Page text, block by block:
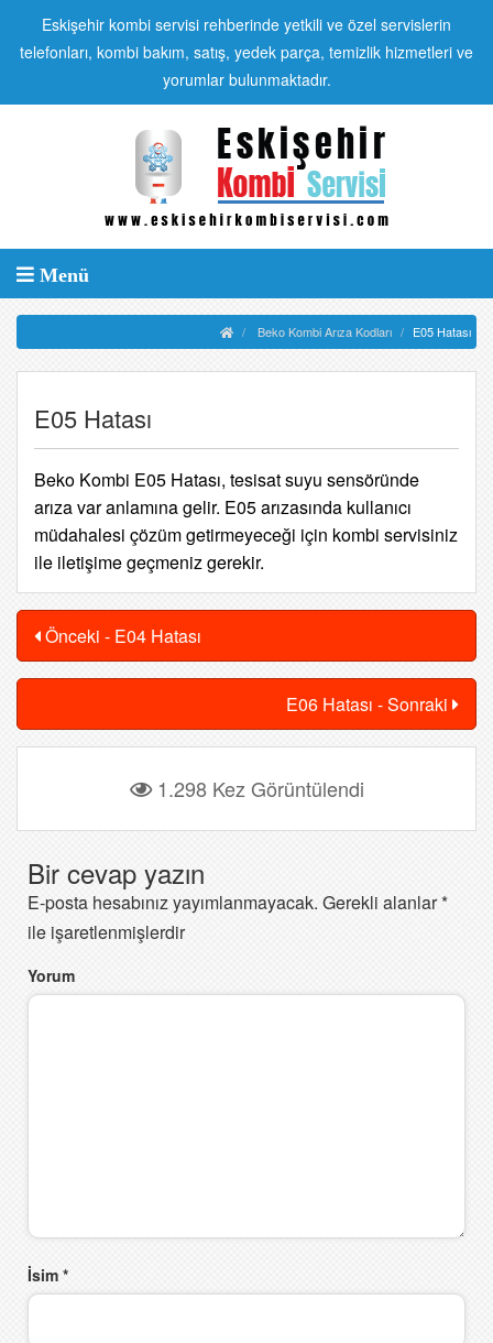
Eskişehir kombi servisi rehberinde yetkili ve özel servislerin
telefonları, kombi bakım, satış, yedek parça, temizlik hizmetleri ve
yorumlar bulunmaktadır.
Menü
Beko Kombi Arıza Kodları E05 Hatası
E05 Hatası
Beko Kombi E05 Hatası, tesisat suyu sensöründe
arıza var anlamına gelir. E05 arızasında kullanıcı
müdahalesi çözüm getirmeyeceği için kombi servisiniz
ile iletişime geçmeniz gerekir.
Önceki - E04 Hatası
E06 Hatası - Sonraki
1.298 Kez Görüntülendi
Bir cevap yazın
E-posta hesabınız yayımlanmayacak. Gerekli alanlar*
ile işaretlenmişlerdir
Yorum
İsim *